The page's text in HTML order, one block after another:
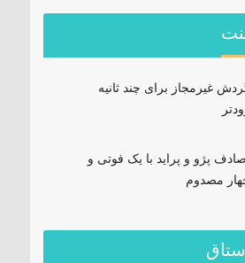
غیرمجاز برای چند ثانیه
پژو و پراید با یک فوتی و
مصدوم